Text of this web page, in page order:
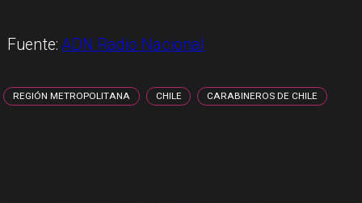
Fuente:ADN Radio Nacional
REGIÓN METROPOLITANA CHILE CARABINEROS DE CHILE